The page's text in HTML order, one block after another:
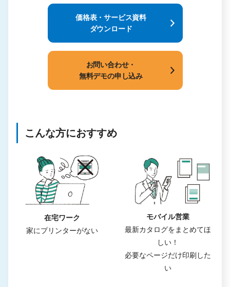
価格表・サービス資料
ダウンロード
お問い合わせ・
無料デモの申し込み
こんな方におすすめ
在宅ワーク
家にプリンターがない
モバイル営業
最新カタログをまとめてほ
しい！
必要なページだけ印刷した
い